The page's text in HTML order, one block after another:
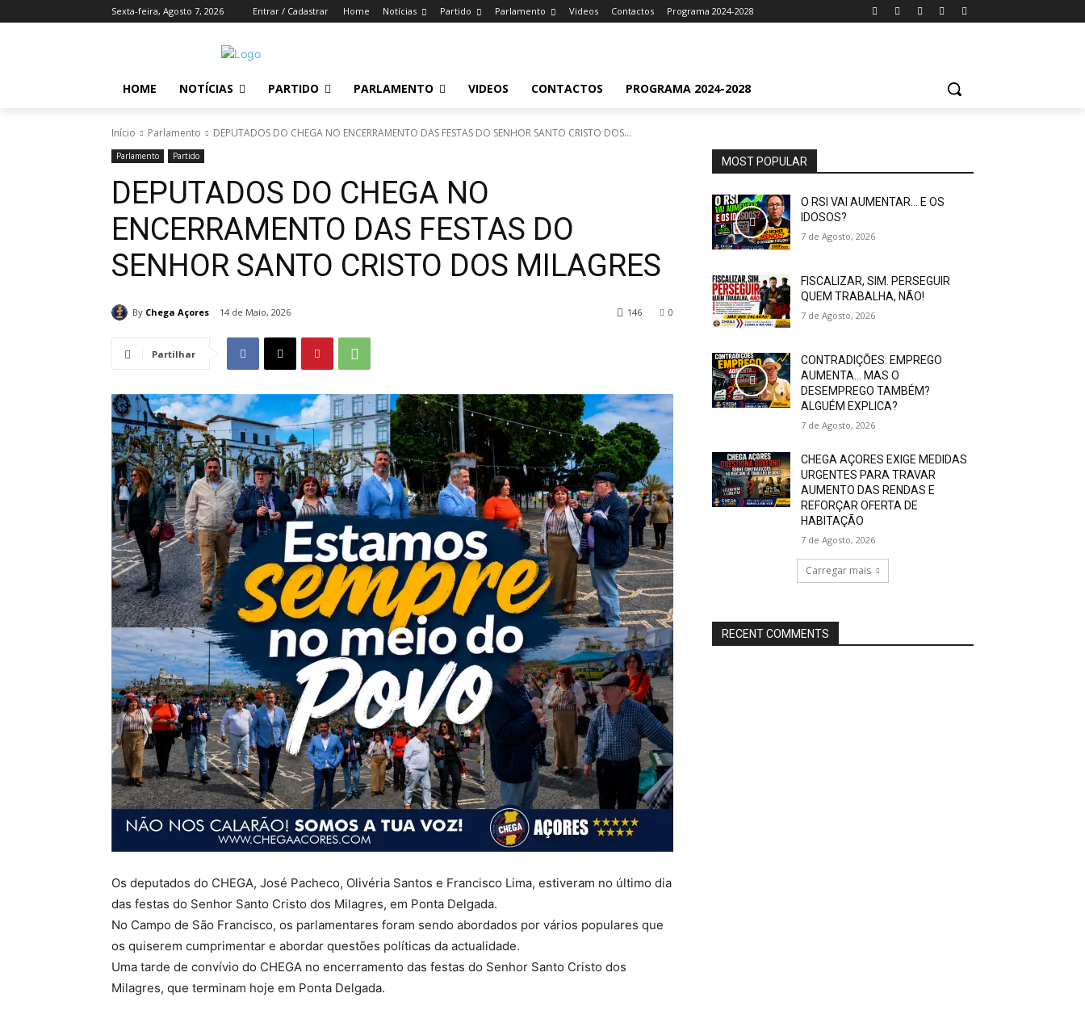
Sexta-feira, Agosto 7, 2026 Entrar / Cadastrar Home Notícias Partido Parlamento Videos Contactos Programa 2024-2028
HOME NOTÍCIAS PARTIDO PARLAMENTO VIDEOS CONTACTOS PROGRAMA 2024-2028
Início Parlamento DEPUTADOS DO CHEGA NO ENCERRAMENTO DAS FESTAS DO SENHOR SANTO CRISTO DOS...
Parlamento Partido
DEPUTADOS DO CHEGA NO
ENCERRAMENTO DAS FESTAS DO
SENHOR SANTO CRISTO DOS MILAGRES
By Chega Açores 14 de Maio, 2026 0
146
Partilhar
Os deputados do CHEGA, José Pacheco, Olivéria Santos e Francisco Lima, estiveram no último dia
das festas do Senhor Santo Cristo dos Milagres, em Ponta Delgada.
No Campo de São Francisco, os parlamentares foram sendo abordados por vários populares que
os quiserem cumprimentar e abordar questões políticas da actualidade.
Uma tarde de convívio do CHEGA no encerramento das festas do Senhor Santo Cristo dos
Milagres, que terminam hoje em Ponta Delgada.
MOST POPULAR
O RSI VAI AUMENTAR… E OS
IDOSOS?
7 de Agosto, 2026
FISCALIZAR, SIM. PERSEGUIR
QUEM TRABALHA, NÃO!
7 de Agosto, 2026
CONTRADIÇÕES: EMPREGO
AUMENTA… MAS O
DESEMPREGO TAMBÉM?
ALGUÉM EXPLICA?
7 de Agosto, 2026
CHEGA AÇORES EXIGE MEDIDAS
URGENTES PARA TRAVAR
AUMENTO DAS RENDAS E
REFORÇAR OFERTA DE
HABITAÇÃO
7 de Agosto, 2026
Carregar mais
RECENT COMMENTS